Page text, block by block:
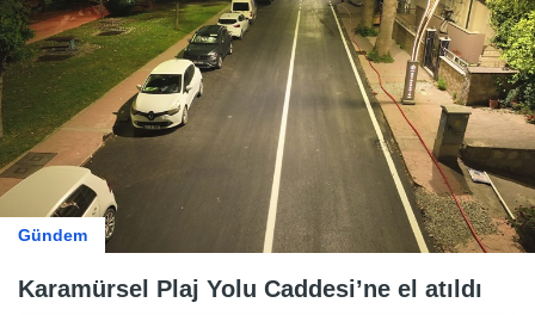
Gündem
Karamürsel Plaj Yolu Caddesi’ne el atıldı